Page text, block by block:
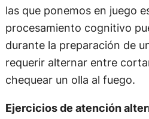
las que ponemos en juego
procesamiento cognitivo
durante la preparación de
requerir alternar entre
chequear un olla al fuego.
Ejercicios de atención